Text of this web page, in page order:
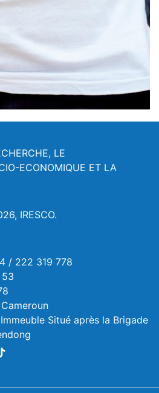
LE
ECONOMIQUE ET LA
IRESCO.
/ 222 319 778
Situé après la Brigade